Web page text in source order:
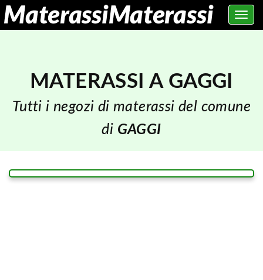
Toggle
MATERASSI A GAGGI
Tutti i negozi di materassi del comune
di GAGGI